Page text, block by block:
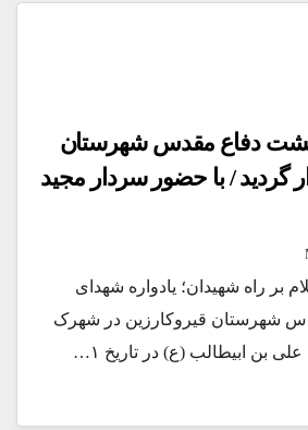
هشت دفاع مقدس شهرستان
گردید / با حضور سردار مجید
بر راه شهیدان؛ یادواره شهدای
شهرستان قیروکارزین در شهرک
بن ابیطالب (ع) در تاریخ ۱…